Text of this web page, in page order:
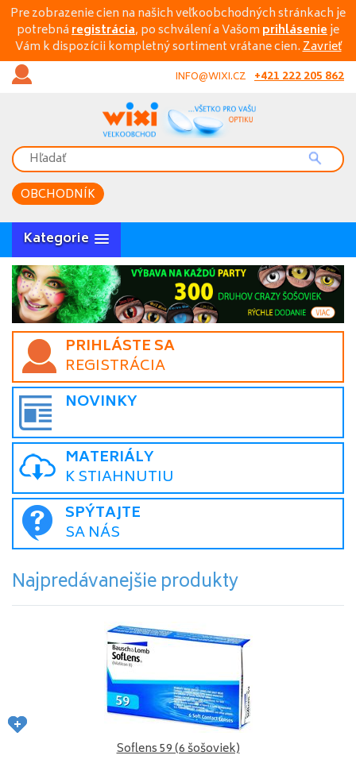
Pre zobrazenie cien na našich veľkoobchodných stránkach je
potrebnáregistrácia, po schválení a Vašom prihlásenieje
Vám k dispozícii kompletný sortiment vrátane cien.Zavrieť
INFO@WIXI.CZ +421 222 205 862
OBCHODNÍK
Kategorie
PRIHLÁSTE SA
REGISTRÁCIA
NOVINKY
MATERIÁLY
K STIAHNUTIU
SPÝTAJTE
SA NÁS
Najpredávanejšie produkty
Soflens 59 (6 šošoviek)